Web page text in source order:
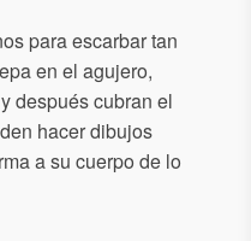
para escarbar tan
en el agujero,
después cubran el
hacer dibujos
a su cuerpo de lo